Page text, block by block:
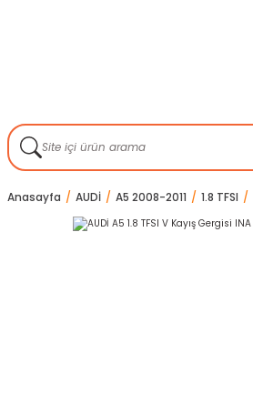
Anasayfa AUDİ A5 2008-2011 1.8 TFSI